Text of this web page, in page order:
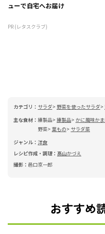
ューで自宅へお届け
PR (レタスクラブ)
カテゴリ： サラダ 野菜を使ったサラダ
主な食材： 練製品 練製品
かに風味か
野菜 葉もの
サラダ菜
ジャンル： 洋食
レシピ作成・調理： 髙山かづえ
撮影： 邑口京一郎
おすすめ